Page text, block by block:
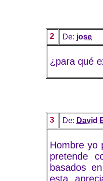
2 De: jose
¿para qué
3 De: David
Hombre yo
pretende
basados
esta